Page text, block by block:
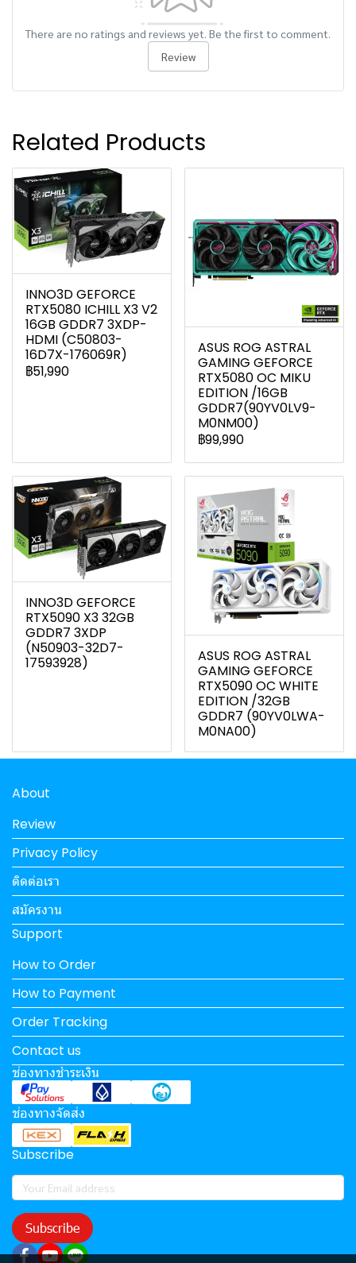
There are no ratings and reviews yet. Be the first to comment.
Review
Related Products
INNO3D GEFORCE
RTX5080 ICHILL X3 V2
16GB GDDR7 3XDP-
HDMI (C50803-
16D7X-176069R)
฿51,990
ASUS ROG ASTRAL
GAMING GEFORCE
RTX5080 OC MIKU
EDITION /16GB
GDDR7(90YV0LV9-
M0NM00)
฿99,990
INNO3D GEFORCE
RTX5090 X3 32GB
GDDR7 3XDP
(N50903-32D7-
17593928)
ASUS ROG ASTRAL
GAMING GEFORCE
RTX5090 OC WHITE
EDITION /32GB
GDDR7 (90YV0LWA-
M0NA00)
About
Review
Privacy Policy
ติดต่อเรา
สมัครงาน
Support
How to Order
How to Payment
Order Tracking
Contact us
ช่องทางชำระเงิน
ช่องทางจัดส่ง
Subscribe
Subscribe